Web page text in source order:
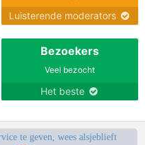
Luisterende moderators
Bezoekers
Veel bezocht
Het beste
te geven, wees alsjeblieft